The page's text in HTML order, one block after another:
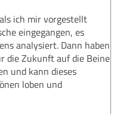
ich mir vorgestellt
eingegangen, es
analysiert. Dann haben
die Zukunft auf die Beine
und kann dieses
loben und